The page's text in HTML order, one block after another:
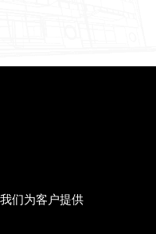
们为客户提供